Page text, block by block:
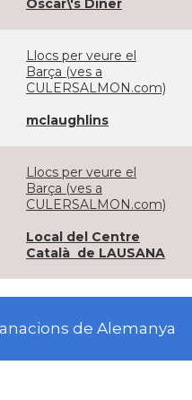
Oscar\'s Diner
Llocs per veure el
Barça (ves a
CULERSALMON.com)
mclaughlins
Llocs per veure el
Barça (ves a
CULERSALMON.com)
Local del Centre
Català de LAUSANA
de Alemanya